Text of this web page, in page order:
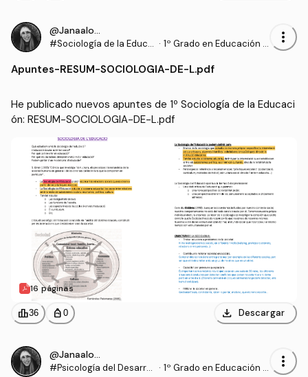
@Janaalonso
#Sociología de la Educa · 1º Grado en Educación P
more_vert
Apuntes-RESUM-SOCIOLOGIA-DE-L.pdf
He publicado nuevos apuntes de 1º Sociología de la Educaci
ón: RESUM-SOCIOLOGIA-DE-L.pdf
16 páginas
leaderboard36 personal_bag 0 download Descargar
@Janaalonso
#Psicología del Desarrol
· 1º Grado en Educación P
more_vert